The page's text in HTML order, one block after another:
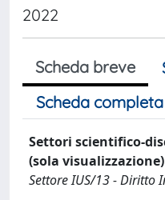
2022
Scheda breve
Scheda
Settori scientifico-
(sola visualizzazione)
Settore IUS/13 - Diritto